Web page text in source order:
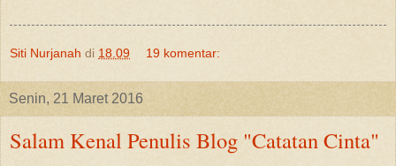
Siti Nurjanah di 18.09 19 komentar:
Senin, 21 Maret 2016
Salam Kenal Penulis Blog "Catatan Cinta"